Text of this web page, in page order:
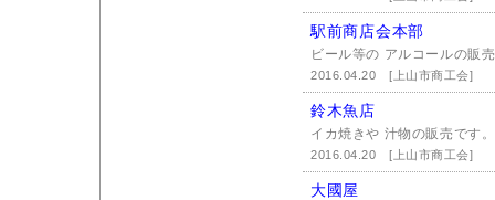
駅前商店会本部
ビール等の アルコールの販
2016.04.20[上山市商工会]
鈴木魚店
イカ焼きや 汁物の販売です
2016.04.20[上山市商工会]
大國屋